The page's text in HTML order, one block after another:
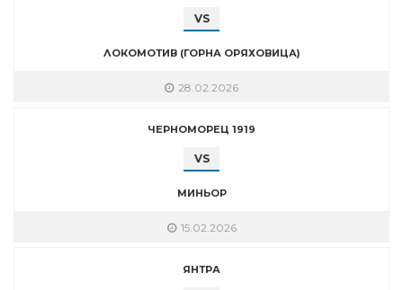
VS
ЛОКОМОТИВ (ГОРНА ОРЯХОВИЦА)
28.02.2026
ЧЕРНОМОРЕЦ 1919
VS
МИНЬОР
15.02.2026
ЯНТРА